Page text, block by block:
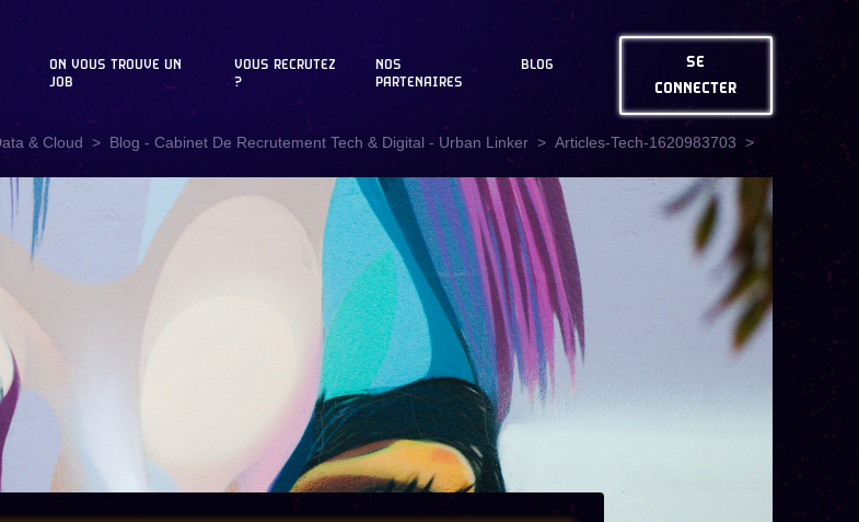
ON VOUS TROUVE UN
JOB
VOUS RECRUTEZ
?
NOS
PARTENAIRES
BLOG
SE
CONNECTER
& Cloud Blog - Cabinet De Recrutement Tech & Digital - Urban Linker
Articles-Tech-1620983703